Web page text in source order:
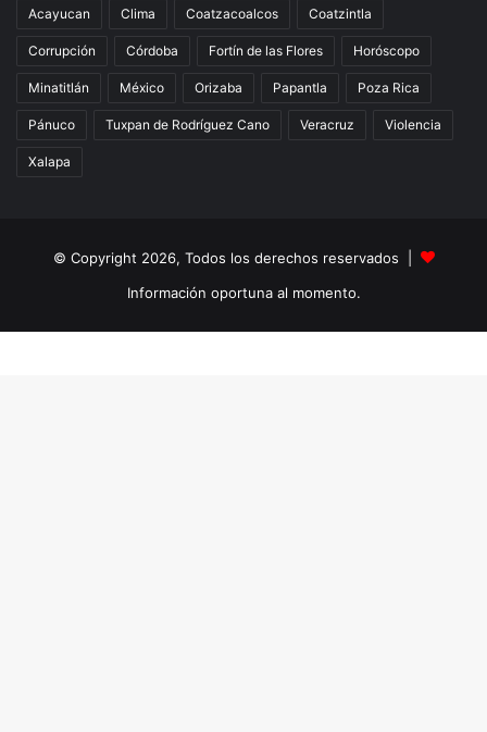
Acayucan Clima Coatzacoalcos Coatzintla
Corrupción Córdoba Fortín de las Flores Horóscopo
Minatitlán México Orizaba Papantla Poza Rica
Pánuco Tuxpan de Rodríguez Cano Veracruz Violencia
Xalapa
© Copyright 2026, Todos los derechos reservados |
Información oportuna al momento.